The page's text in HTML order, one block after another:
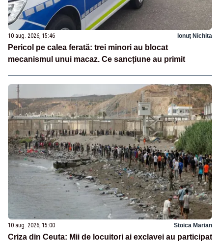
10 aug. 2026, 15:46 Ionuț Nichita
Pericol pe calea ferată: trei minori au blocat
mecanismul unui macaz. Ce sancțiune au primit
10 aug. 2026, 15:00 Stoica Marian
Criza din Ceuta: Mii de locuitori ai exclavei au participat